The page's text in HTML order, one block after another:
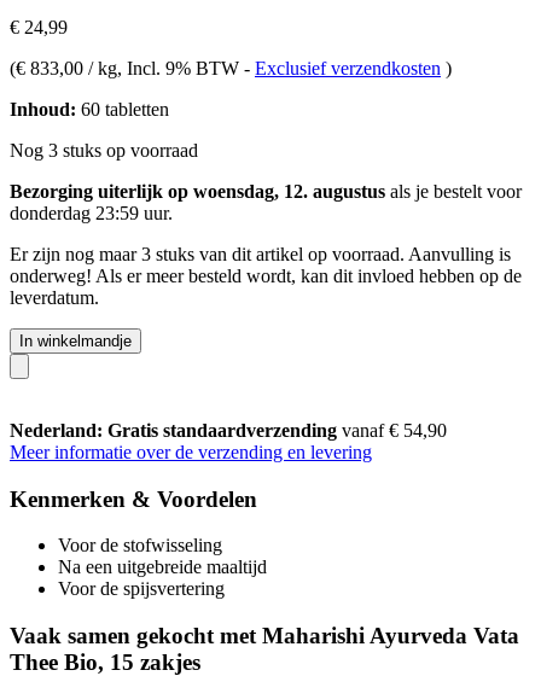
€ 24,99
(€ 833,00 / kg, Incl. 9% BTW - Exclusief verzendkosten )
Inhoud: 60 tabletten
Nog 3 stuks op voorraad
Bezorging uiterlijk op woensdag, 12. augustus als je bestelt voor
donderdag 23:59 uur.
Er zijn nog maar 3 stuks van dit artikel op voorraad. Aanvulling is
onderweg! Als er meer besteld wordt, kan dit invloed hebben op de
leverdatum.
In winkelmandje
Nederland: Gratis standaardverzending vanaf € 54,90
Meer informatie over de verzending en levering
Kenmerken & Voordelen
Voor de stofwisseling
Na een uitgebreide maaltijd
Voor de spijsvertering
Vaak samen gekocht met Maharishi Ayurveda Vata
Thee Bio, 15 zakjes